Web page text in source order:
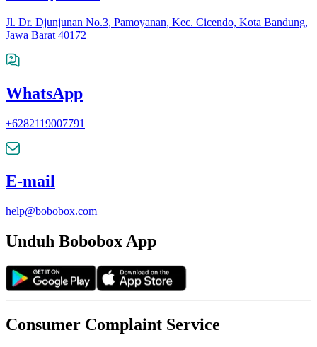
Jl. Dr. Djunjunan No.3, Pamoyanan, Kec. Cicendo, Kota Bandung,
Jawa Barat 40172
WhatsApp
+6282119007791
E-mail
help@bobobox.com
Unduh Bobobox App
Consumer Complaint Service